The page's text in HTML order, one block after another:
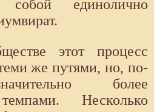
единолично
этот процесс
же путями, но, по-
более
Несколько